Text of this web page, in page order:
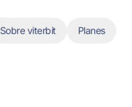
Sobre viterbit Planes